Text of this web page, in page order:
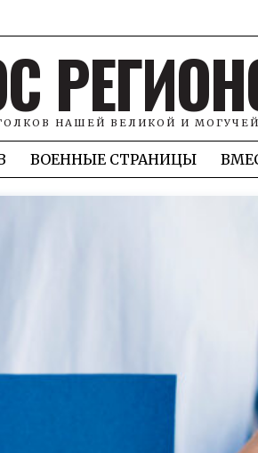
НАШЕЙ ВЕЛИКОЙ И
ВОЕННЫЕ СТРАНИЦЫ